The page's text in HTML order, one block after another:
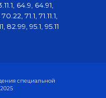
64.9, 64.91,
71.1, 71.11.1,
82.99, 95.1, 95.11
специальной